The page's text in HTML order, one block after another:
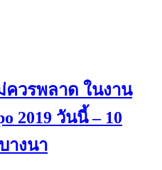
วรพลาด ในงาน
2019 วันนี้ – 10
างนา